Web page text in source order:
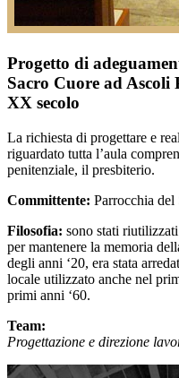
Progetto di
Sacro Cuore ad Ascoli
XX secolo
La richiesta di progettare e
riguardato tutta l’aula
penitenziale, il presbiterio.
Committente: Parrocchia
Filosofia: sono stati
per mantenere la memoria
degli anni ‘20, era stata
locale utilizzato anche nel
primi anni ‘60.
Team:
Progettazione e direzione